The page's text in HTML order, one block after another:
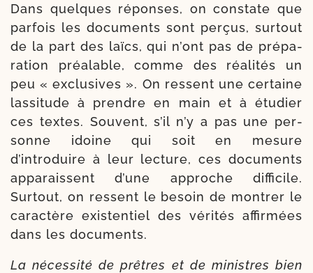
Dans quelques réponses, on constate que
par­fois les docu­ments sont per­çus, sur­tout
de la part des laïcs, qui n’ont pas de pré­pa­
ra­tion préa­lable, comme des réa­li­tés un
peu « exclu­sives ». On res­sent une cer­taine
las­si­tude à prendre en main et à étu­dier
ces textes. Souvent, s’il n’y a pas une per­
sonne idoine qui soit en mesure
d’introduire à leur lec­ture, ces docu­ments
appa­raissent d’une approche dif­fi­cile.
Surtout, on res­sent le besoin de mon­trer le
carac­tère exis­ten­tiel des véri­tés affir­mées
dans les documents.
La néces­si­té de prêtres et de ministres bien